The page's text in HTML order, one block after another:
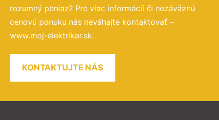
rozumný peniaz? Pre viac informácií či nezáväznú
cenovú ponuku nás neváhajte kontaktovať –
www.moj-elektrikar.sk.
KONTAKTUJTE NÁS